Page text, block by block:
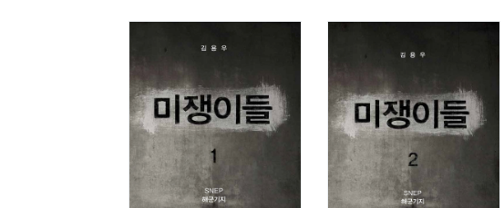
구석구석에 심어놓은 씨앗들이 머리 하나로 한꺼번에
함으로 물들어 가 있었었다. 이제 이 정도면 함소입지(
컴퓨터를 내 마음대로 주물럭거리지 못하여 힘 빠진 손
니 머리마저 우왕좌왕하면서 눈알이 흐트러졌고 타자하
35년 전의 사우디 생활을 생활한 그대로 정리했다.
참으로 부끄럽기도 하고 두렵기도 하였다. 하지만 여러
다. 낮에는 일하고 밤에만 시간을 내어 보니 어깨를 짓누
빡빡머리 / 183
세화 / 229
공상과 사상 / 257
직영 개잡부 / 279
리야드 / 341